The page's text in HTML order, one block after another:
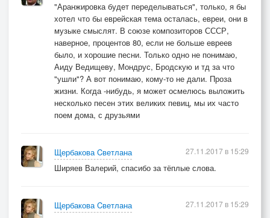
"Аранжировка будет переделываться", только, я бы
хотел что бы еврейская тема осталась, евреи, они в
музыке смыслят. В союзе композиторов СССР,
наверное, процентов 80, если не больше евреев
было, и хорошие песни. Только одно не понимаю,
Аиду Ведищеву, Мондрус, Бродскую и тд за что
"ушли"? А вот понимаю, кому-то не дали. Проза
жизни. Когда -нибудь, я может осмелюсь выложить
несколько песен этих великих певиц, мы их часто
поем дома, с друзьями
Щербакова Cветлана
Ширяев Валерий, спасибо за тёплые слова.
27.11.2017 в 15:29
Щербакова Cветлана
27.11.2017 в 15:29